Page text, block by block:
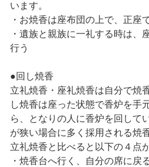
います。
・お焼香は座布団の上で、正座
・遺族と親族に一礼する時は、
行う
●回し焼香
立礼焼香・座礼焼香は自分で焼
し焼香は座った状態で香炉を手
ら、となりの人に香炉を回して
が狭い場合に多く採用される焼
立礼焼香と比べると以下の４点
・焼香台へ行く、自分の席に戻